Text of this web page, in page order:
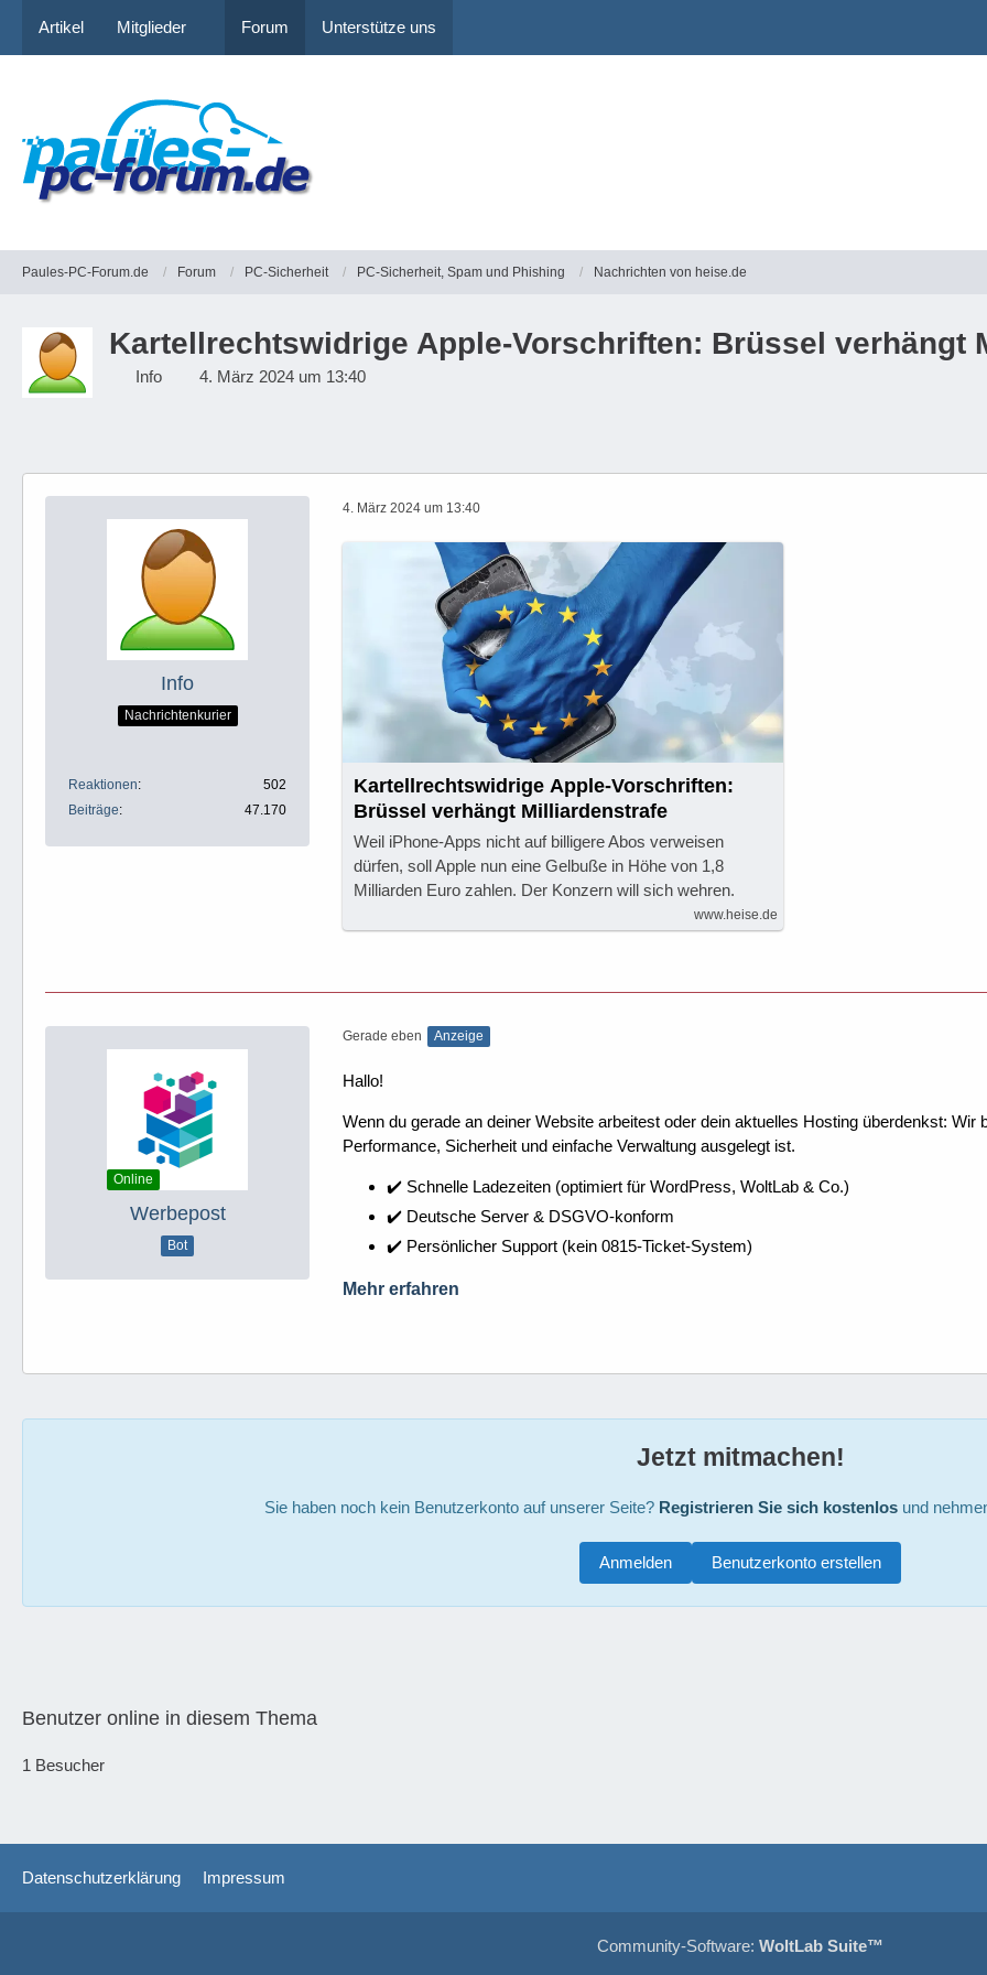
Artikel Mitglieder Forum Unterstütze uns
Paules-PC-Forum.de Forum PC-Sicherheit PC-Sicherheit, Spam und Phishing Nachrichten von heise.de
Kartellrechtswidrige Apple-Vorschriften: Brüssel verhängt
Info 4. März 2024 um 13:40
Info
Nachrichtenkurier
Reaktionen
502
Beiträge
47.170
4. März 2024 um 13:40
Kartellrechtswidrige Apple-Vorschriften:
Brüssel verhängt Milliardenstrafe
Weil iPhone-Apps nicht auf billigere Abos verweisen
dürfen, soll Apple nun eine Gelbuße in Höhe von 1,8
Milliarden Euro zahlen. Der Konzern will sich wehren.
www.heise.de
Online
Werbepost
Bot
Gerade eben Anzeige
Hallo!
Wenn du gerade an deiner Website arbeitest oder dein aktuelles Hosting überdenkst:
Performance, Sicherheit und einfache Verwaltung ausgelegt ist.
✔️ Schnelle Ladezeiten (optimiert für WordPress, WoltLab & Co.)
✔️ Deutsche Server & DSGVO-konform
✔️ Persönlicher Support (kein 0815-Ticket-System)
Mehr erfahren
Jetzt mitmachen!
Sie haben noch kein Benutzerkonto auf unserer Seite? Registrieren Sie sich kostenlosund
Benutzerkonto erstellen
Anmelden
Benutzer online in diesem Thema
1 Besucher
Datenschutzerklärung Impressum
Community-Software: WoltLab Suite™